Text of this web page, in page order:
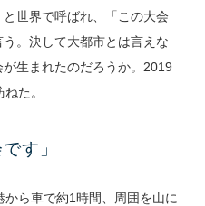
世界で呼ばれ、「この大会
。決して大都市とは言えな
生まれたのだろうか。2019
た。
す」
ら車で約1時間、周囲を山に